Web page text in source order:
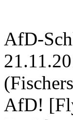
AfD-
AfD!